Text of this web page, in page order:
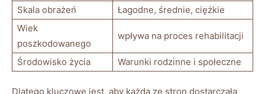
Skala obrażeń
Łagodne, średnie, ciężkie
Wiek
poszkodowanego
wpływa na proces rehabilitacji
Środowisko życia Warunki rodzinne i społeczne
Dlatego kluczowe jest, aby każda ze stron dostarczała